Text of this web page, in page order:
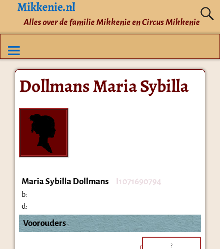
Mikkenie.nl
Alles over de familie Mikkenie en Circus Mikkenie
Dollmans Maria Sybilla
Maria Sybilla Dollmans I1071690794
b:
d:
Voorouders
?